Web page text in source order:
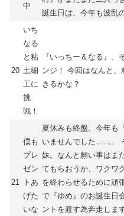
中
誕生日は、今年も波乱
20
いち
なる
と粘
土細
工に
挑
戦！
『いっちー＆なる』
ンジ！ 今回はなんと
きるかな？
21
僕も
プレ
ゼン
トあ
げた
いな
夏休みも終盤。今年も
いませんでした……。
妹。なんと願い事はま
てもらおうか、ワクワ
を終わらせるために頑
で『ゆめ』のお誕生日
ントを渡す為奔走しま